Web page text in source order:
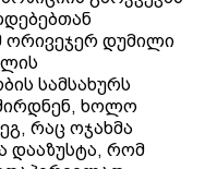
ორივეჯერ დუმილი
სამსახურს
ხოლო
რაც ოჯახმა
დააზუსტა, რომ